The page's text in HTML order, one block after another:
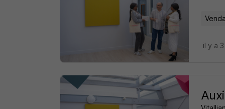
il y a